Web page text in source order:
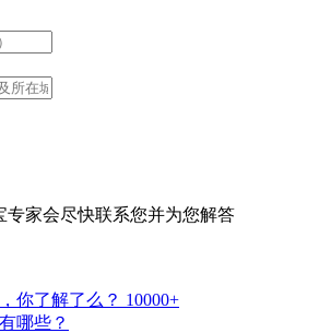
专家会尽快联系您并为您解答
你了解了么？ 10000+
哪些？